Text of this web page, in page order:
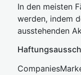
In den meisten
werden, indem
ausstehenden